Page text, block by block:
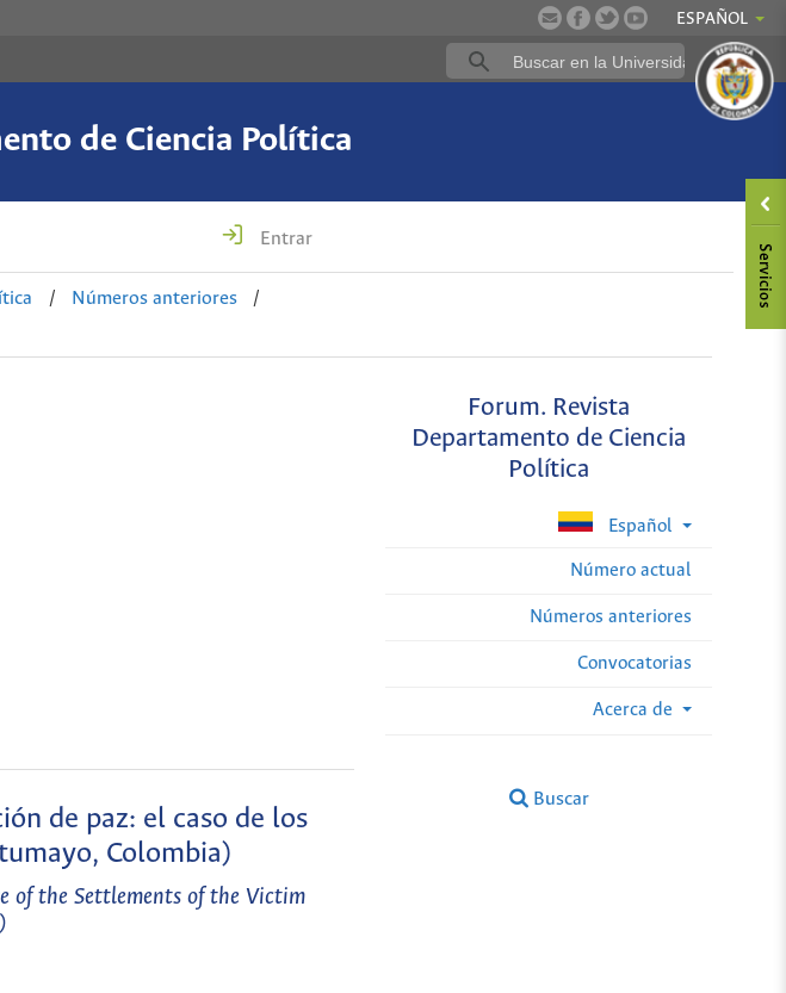
ESPAÑOL
de Ciencia Política
Entrar
/ Números anteriores
/
Forum. Revista
Departamento de Ciencia
Política
Español
Número actual
Números anteriores
Convocatorias
Acerca de
Buscar
de paz: el caso de los
Colombia)
of the Settlements of the Victim